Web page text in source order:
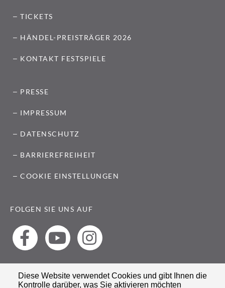
Diese Website verwendet Cookies und gibt Ihnen die
Kontrolle darüber, was Sie aktivieren möchten
TICKETS
HÄNDEL-PREISTRÄGER 2026
KONTAKT FESTSPIELE
PRESSE
IMPRESSUM
DATENSCHUTZ
BARRIEREFREIHEIT
COOKIE EINSTELLUNGEN
FOLGEN SIE UNS AUF